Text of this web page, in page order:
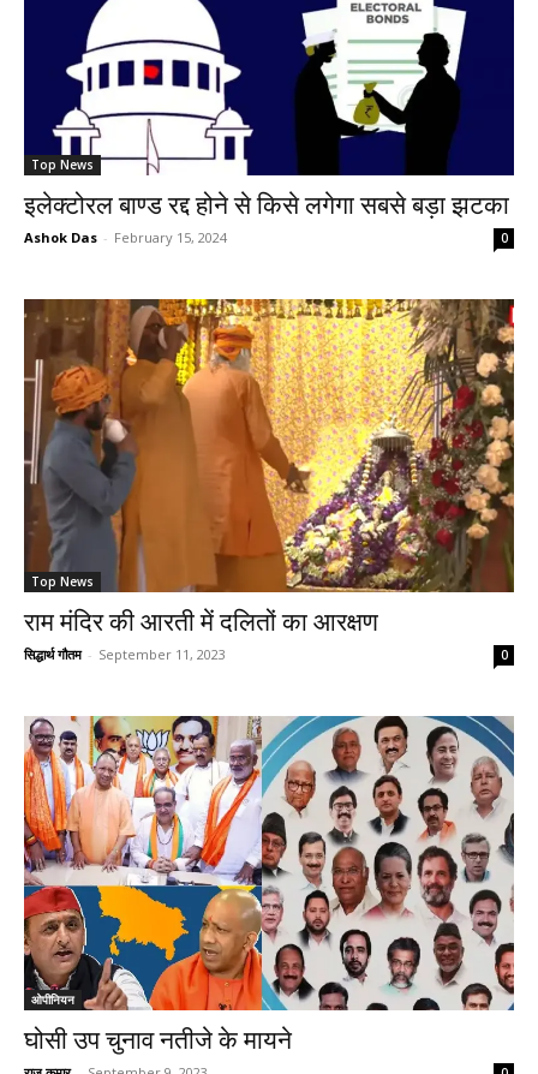
Top News
इलेक्टोरल बाण्ड रद्द होने से किसे लगेगा सबसे बड़ा झटका
Ashok Das - February 15, 2024 0
Top News
राम मंदिर की आरती में दलितों का आरक्षण
सिद्धार्थ गौतम - September 11, 2023 0
ओपीनियन
घोसी उप चुनाव नतीजे के मायने